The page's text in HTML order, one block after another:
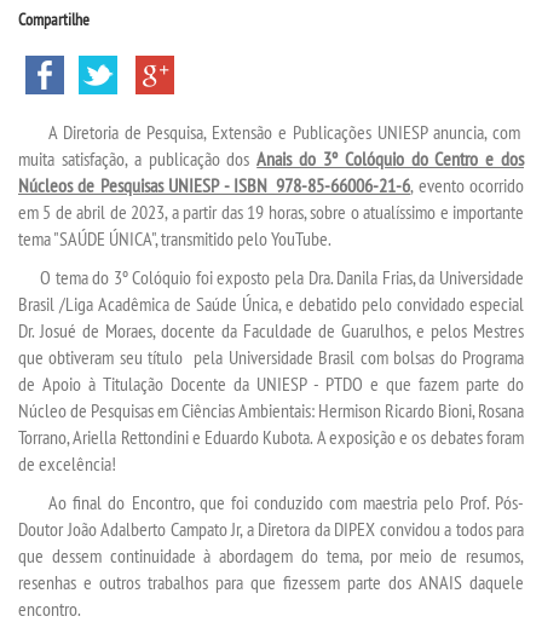
TRANSFERÊNCIA
SEGUNDA GRADUAÇÃO
MATRÍCULA
EDITAL
PUBLICAÇÕES
DESTAQUES
UNIESP NEWS
REPOSITÓRIO
Compartilhe
A Diretoria de Pesquisa, Extensão e Publicações UNIESP anuncia, com
muita satisfação, a publicação dosAnais do 3º Colóquio do Centro e dos
Núcleos de Pesquisas UNIESP - ISBN 978-85-66006-21-6, evento ocorrido
em 5 de abril de 2023, a partir das 19 horas, sobre o atualíssimo e importante
tema "SAÚDE ÚNICA", transmitido pelo YouTube.
O tema do 3º Colóquio foi exposto pela Dra. Danila Frias, da Universidade
Brasil /Liga Acadêmica de Saúde Única, e debatido pelo convidado especial
Dr. Josué de Moraes, docente da Faculdade de Guarulhos, e pelos Mestres
que obtiveram seu título pela Universidade Brasil com bolsas do Programa
de Apoio à Titulação Docente da UNIESP - PTDO e que fazem parte do
Núcleo de Pesquisas em Ciências Ambientais: Hermison Ricardo Bioni, Rosana
Torrano, Ariella Rettondini e Eduardo Kubota. A exposição e os debates foram
de excelência!
Ao final do Encontro, que foi conduzido com maestria pelo Prof. Pós-
Doutor João Adalberto Campato Jr, a Diretora da DIPEX convidou a todos para
que dessem continuidade à abordagem do tema, por meio de resumos,
resenhas e outros trabalhos para que fizessem parte dos ANAIS daquele
encontro.